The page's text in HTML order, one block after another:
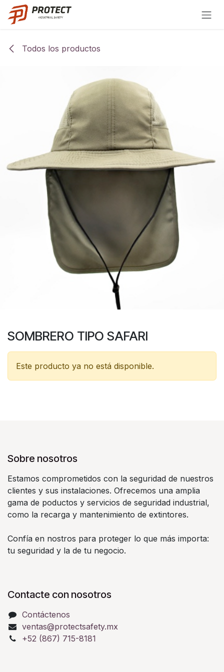
Ir al contenido
Todos los productos
SOMBRERO TIPO SAFARI
Este producto ya no está disponible.
Sobre nosotros
Estamos comprometidos con la seguridad de nuestros
clientes y sus instalaciones. Ofrecemos una amplia
gama de poductos y servicios de seguridad industrial,
como la recarga y mantenimiento de extintores.
Confía en nostros para proteger lo que más importa:
tu seguridad y la de tu negocio.
Contacte con nosotros
Contáctenos
ventas@protectsafety.mx
+52 (867) 715-8181